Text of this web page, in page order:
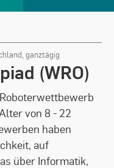
ganztägig
(WRO)
von 8 - 22
haben
auf
über Informatik,